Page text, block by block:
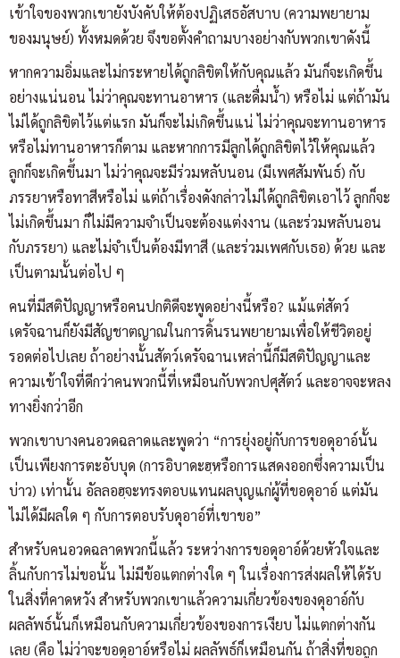
เข้าใจของพวกเขายังบังคับให้ต้องปฏิเสธอัสบาบ (ความพยายาม
ของมนุษย์) ทั้งหมดด้วย จึงขอตั้งคำถามบางอย่างกับพวกเขาดังนี้
หากความอิ่มและไม่กระหายได้ถูกลิขิตให้กับคุณแล้ว มันก็จะเกิดขึ้น
อย่างแน่นอน ไม่ว่าคุณจะทานอาหาร (และดื่มน้ำ) หรือไม่ แต่ถ้ามัน
ไม่ได้ถูกลิขิตไว้แต่แรก มันก็จะไม่เกิดขึ้นแน่ ไม่ว่าคุณจะทานอาหาร
หรือไม่ทานอาหารก็ตาม และหากการมีลูกได้ถูกลิขิตไว้ให้คุณแล้ว
ลูกก็จะเกิดขึ้นมา ไม่ว่าคุณจะมีร่วมหลับนอน (มีเพศสัมพันธ์) กับ
ภรรยาหรือทาสีหรือไม่ แต่ถ้าเรื่องดังกล่าวไม่ได้ถูกลิขิตเอาไว้ ลูกก็จะ
ไม่เกิดขึ้นมา ก็ไม่มีความจำเป็นจะต้องแต่งงาน (และร่วมหลับนอน
กับภรรยา) และไม่จำเป็นต้องมีทาสี (และร่วมเพศกับเธอ) ด้วย และ
เป็นตามนั้นต่อไป ๆ
คนที่มีสติปัญญาหรือคนปกติดีจะพูดอย่างนี้หรือ? แม้แต่สัตว์
เดรัจฉานก็ยังมีสัญชาตญาณในการดิ้นรนพยายามเพื่อให้ชีวิตอยู่
รอดต่อไปเลย ถ้าอย่างนั้นสัตว์เดรัจฉานเหล่านี้ก็มีสติปัญญาและ
ความเข้าใจที่ดีกว่าคนพวกนี้ที่เหมือนกับพวกปศุสัตว์ และอาจจะหลง
ทางยิ่งกว่าอีก
พวกเขาบางคนอวดฉลาดและพูดว่า “การยุ่งอยู่กับการขอดุอาอ์นั้น
เป็นเพียงการตะอับบุด (การอิบาดะฮฺหรือการแสดงออกซึ่งความเป็น
บ่าว) เท่านั้น อัลลอฮฺจะทรงตอบแทนผลบุญแก่ผู้ที่ขอดุอาอ์ แต่มัน
ไม่ได้มีผลใด ๆ กับการตอบรับดุอาอ์ที่เขาขอ”
สำหรับคนอวดฉลาดพวกนี้แล้ว ระหว่างการขอดุอาอ์ด้วยหัวใจและ
ลิ้นกับการไม่ขอนั้น ไม่มีข้อแตกต่างใด ๆ ในเรื่องการส่งผลให้ได้รับ
ในสิ่งที่คาดหวัง สำหรับพวกเขาแล้วความเกี่ยวข้องของดุอาอ์กับ
ผลลัพธ์นั้นก็เหมือนกับความเกี่ยวข้องของการเงียบ ไม่แตกต่างกัน
เลย (คือ ไม่ว่าจะขอดุอาอ์หรือไม่ ผลลัพธ์ก็เหมือนกัน ถ้าสิ่งที่ขอถูก